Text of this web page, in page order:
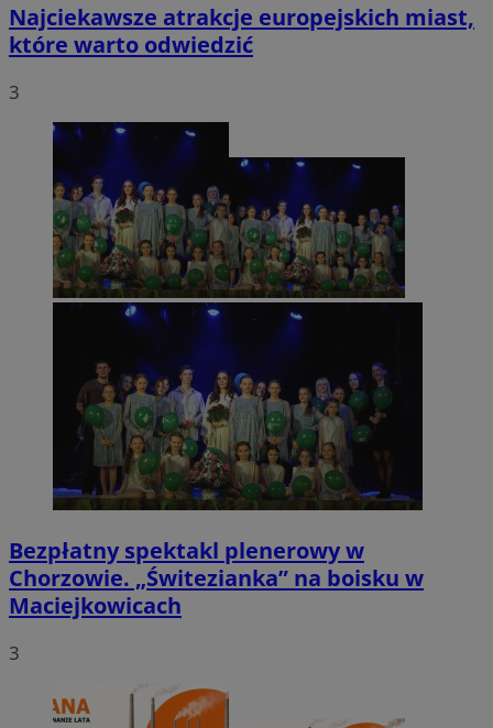
Najciekawsze atrakcje europejskich miast,
które warto odwiedzić
3
Bezpłatny spektakl plenerowy w
Chorzowie. „Świtezianka” na boisku w
Maciejkowicach
3